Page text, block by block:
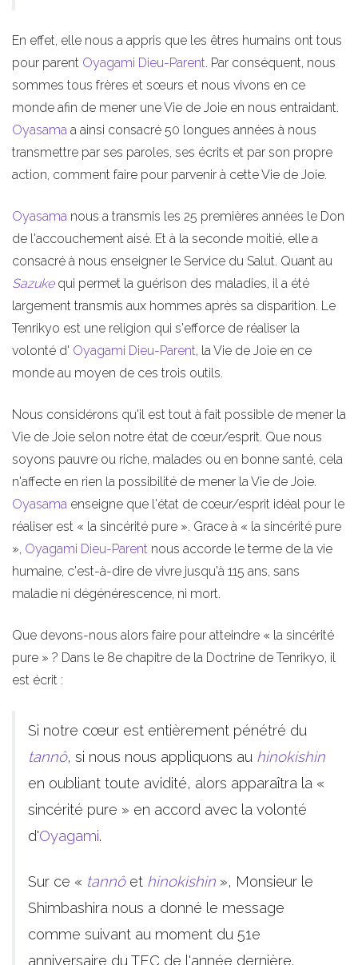
En effet, elle nous a appris que les êtres humains ont tous
pour parent Oyagami Dieu-Parent. Par conséquent, nous
sommes tous frères et sœurs et nous vivons en ce
monde afin de mener une Vie de Joie en nous entraidant.
Oyasama a ainsi consacré 50 longues années à nous
transmettre par ses paroles, ses écrits et par son propre
action, comment faire pour parvenir à cette Vie de Joie.
Oyasama nous a transmis les 25 premières années le Don
de l'accouchement aisé. Et à la seconde moitié, elle a
consacré à nous enseigner le Service du Salut. Quant au
Sazukequi permet la guérison des maladies, il a été
largement transmis aux hommes après sa disparition. Le
Tenrikyo est une religion qui s'efforce de réaliser la
volonté d' Oyagami Dieu-Parent, la Vie de Joie en ce
monde au moyen de ces trois outils.
Nous considérons qu'il est tout à fait possible de mener la
Vie de Joie selon notre état de cœur/esprit. Que nous
soyons pauvre ou riche, malades ou en bonne santé, cela
n'affecte en rien la possibilité de mener la Vie de Joie.
Oyasama enseigne que l'état de cœur/esprit idéal pour le
réaliser est « la sincérité pure ». Grace à « la sincérité pure
», Oyagami Dieu-Parent nous accorde le terme de la vie
humaine, c'est-à-dire de vivre jusqu'à 115 ans, sans
maladie ni dégénérescence, ni mort.
Que devons-nous alors faire pour atteindre « la sincérité
pure » ? Dans le 8e chapitre de la Doctrine de Tenrikyo, il
est écrit :
Si notre cœur est entièrement pénétré du
tannô, si nous nous appliquons au hinokishin
en oubliant toute avidité, alors apparaîtra la «
sincérité pure » en accord avec la volonté
d'Oyagami.
Sur ce « tannôet hinokishin », Monsieur le
Shimbashira nous a donné le message
comme suivant au moment du 51e
anniversaire du TEC de l'année dernière.